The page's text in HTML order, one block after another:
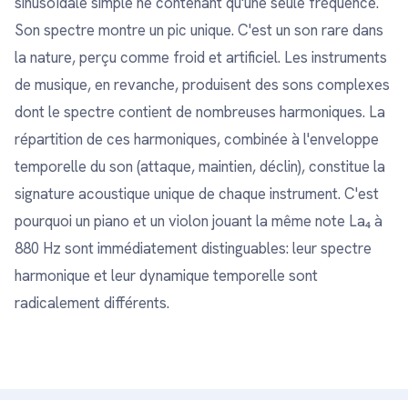
Son spectre montre un pic unique. C'est un son rare dans
la nature, perçu comme froid et artificiel. Les instruments
de musique, en revanche, produisent des sons complexes
dont le spectre contient de nombreuses harmoniques. La
répartition de ces harmoniques, combinée à l'enveloppe
temporelle du son (attaque, maintien, déclin), constitue la
signature acoustique unique de chaque instrument. C'est
pourquoi un piano et un violon jouant la même note La₄ à
880 Hz sont immédiatement distinguables: leur spectre
harmonique et leur dynamique temporelle sont
radicalement différents.